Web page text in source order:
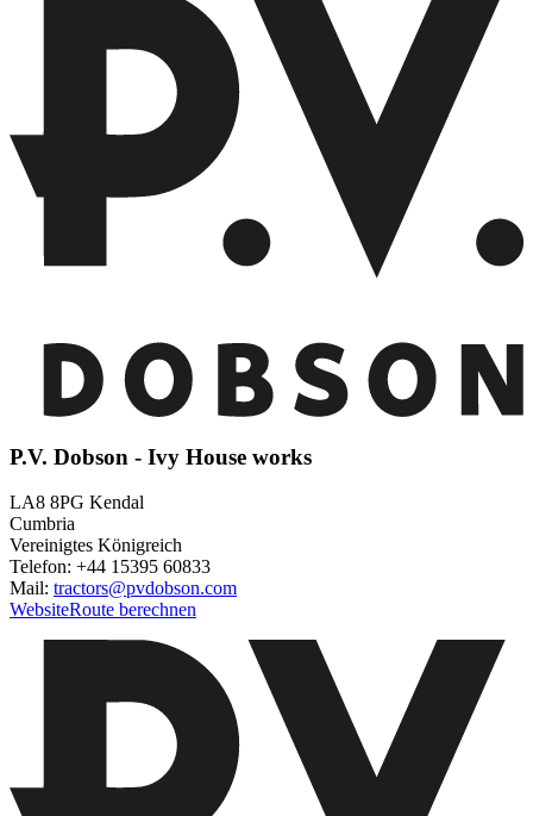
P.V. Dobson - Ivy House works
LA8 8PG Kendal
Cumbria
Vereinigtes Königreich
Telefon: +44 15395 60833
Mail: tractors@pvdobson.com
WebsiteRoute berechnen